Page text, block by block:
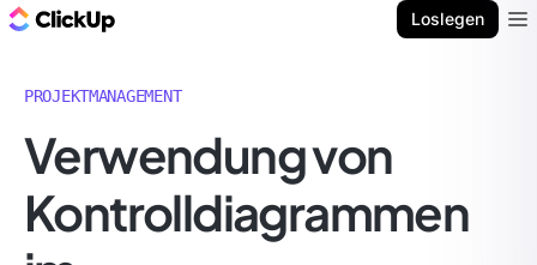
Loslegen
PROJEKTMANAGEMENT
Verwendung von
Kontrolldiagrammen